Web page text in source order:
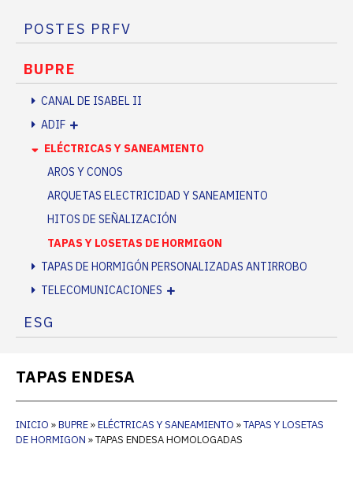
POSTES PRFV
BUPRE
CANAL DE ISABEL II
ADIF
ELÉCTRICAS Y SANEAMIENTO
AROS Y CONOS
ARQUETAS ELECTRICIDAD Y SANEAMIENTO
HITOS DE SEÑALIZACIÓN
TAPAS Y LOSETAS DE HORMIGON
TAPAS DE HORMIGÓN PERSONALIZADAS ANTIRROBO
TELECOMUNICACIONES
ESG
TAPAS ENDESA
INICIO »BUPRE»ELÉCTRICAS Y SANEAMIENTO »TAPAS Y LOSETAS
DE HORMIGON »TAPAS ENDESA HOMOLOGADAS